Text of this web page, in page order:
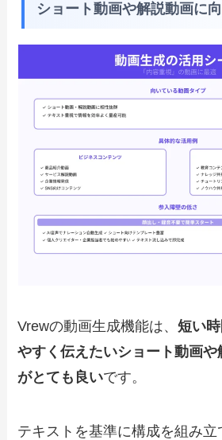
ショート動画や解説動画に
Vrewの動画生成機能は、短い
やすく伝えたいショート動画
がとても良いです。
テキストを基準に構成を組み